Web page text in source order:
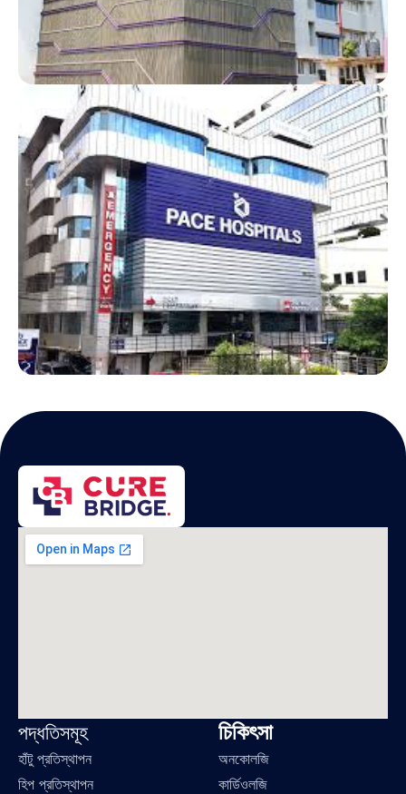
পদ্ধতিসমূহ
হাঁটু প্রতিস্থাপন
হিপ প্রতিস্থাপন
চিকিৎসা
অনকোলজি
কার্ডিওলজি